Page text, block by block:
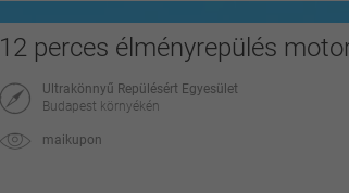
12 perces élményrepülés
Ultrakönnyű Repülésért Egyesület
Budapest környékén
maikupon